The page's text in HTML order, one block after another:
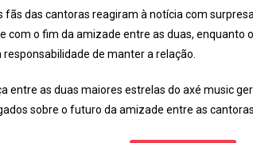
fãs das cantoras reagiram à notícia com
com o fim da amizade entre as duas, enquanto
de manter a relação.
entre as duas maiores estrelas do axé music
sobre o futuro da amizade entre as cantoras.